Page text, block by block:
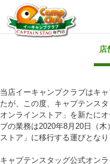
キャプ
店
当店イーキャンプクラブはキ
たが、この度、キャプテンス
オンラインストア」を新たに
ブの業務は2020年8月20日（
ストア」に移行する運びとなり
キャプテンスタッグ公式オン